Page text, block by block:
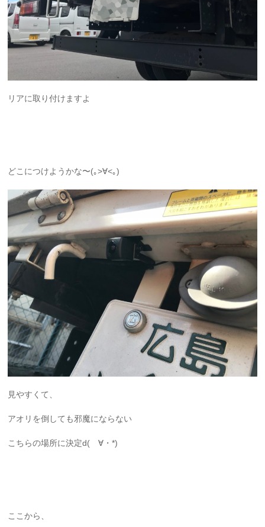
リアに取り付けますよ
どこにつけようかな〜(｡>∀<｡)
見やすくて、
アオリを倒しても邪魔にならない
こちらの場所に決定d(ゝ∀・*)
ここから、